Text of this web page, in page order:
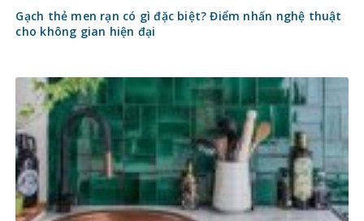
Gạch thẻ men rạn có gì đặc biệt? Điểm nhấn nghệ thuật
cho không gian hiện đại